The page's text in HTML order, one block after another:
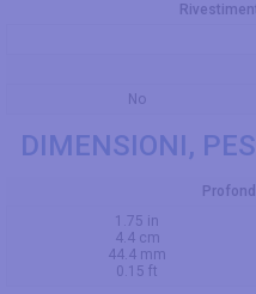
No
DIMENSIONI,
1.75 in
4.4 cm
44.4 mm
0.15 ft